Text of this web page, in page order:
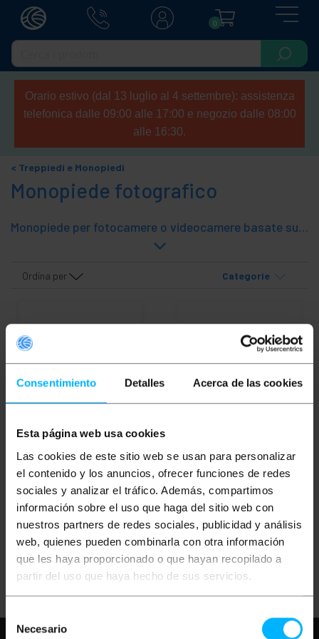
Consentimiento Detalles Acerca de las cookies
Esta página web usa cookies
Las cookies de este sitio web se usan para personalizar
el contenido y los anuncios, ofrecer funciones de redes
sociales y analizar el tráfico. Además, compartimos
información sobre el uso que haga del sitio web con
nuestros partners de redes sociales, publicidad y análisis
web, quienes pueden combinarla con otra información
que les haya proporcionado o que hayan recopilado a
partir del uso que haya hecho de sus servicios.
Necesario
0
Orario estivo (dal 13 luglio al 4 settembre): assistenza
telefonica dalle 09:00 alle 17:00 e negozio dalle 08:00
alle 16:30.
Treppiedi e Monopiedi
Monopiede fotografico
Monopiede per fotocamere o videocamere basate su filettatura da 1/4 ". Si tratta di monopiedi economici in alluminio.
Ordina per Categorie
OUTLET35%
Camera 500 millimetri
Braccio Universale
PVP
3,04€
1,98€
1,98 IVA inc.
PVD
2,38 €
1,55€
Consegna immediata
REF:
EV076
Quantità
universale fotocamera
1/4 "da 1.090 millimetri
PVP
0,76€
0,76€ IVA inc.
PVD
0,72€
Consegna immediata
Quantità